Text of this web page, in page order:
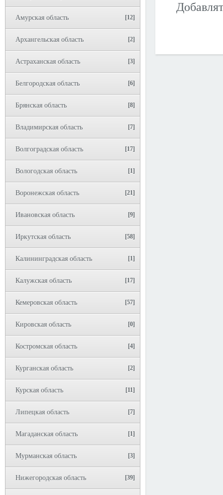
Амурская область [12]
Архангельская область [2]
Астраханская область [3]
Белгородская область [6]
Брянская область [8]
Владимирская область [7]
Волгоградская область [17]
Вологодская область [1]
Воронежская область [21]
Ивановская область [9]
Иркутская область [58]
Калининградская область [1]
Калужская область [17]
Кемеровская область [57]
Кировская область [0]
Костромская область [4]
Курганская область [2]
Курская область [11]
Липецкая область [7]
Магаданская область [1]
Мурманская область [3]
Нижегородская область [39]